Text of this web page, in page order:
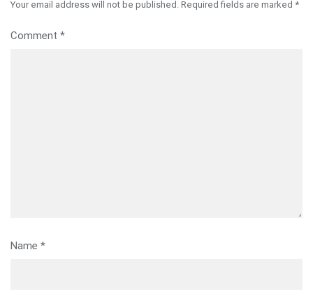
Your email address will not be published. Required fields are marked *
Comment *
Name *